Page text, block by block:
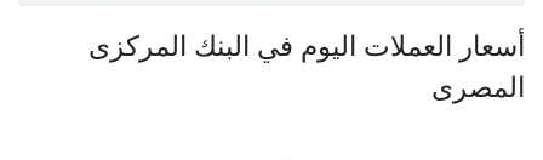
أسعار العملات اليوم في البنك المركزى
المصرى